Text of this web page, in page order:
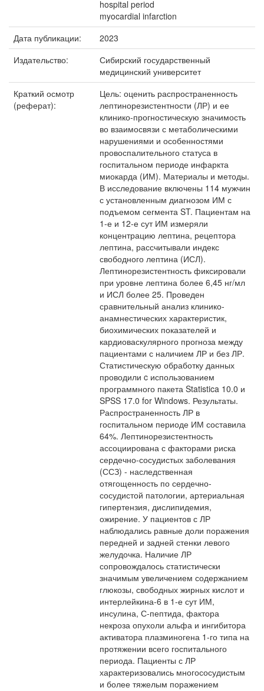
hospital period
myocardial infarction
Дата публикации:
2023
Издательство:
Сибирский государственный
медицинский университет
Краткий осмотр
(реферат):
Цель: оценить распространенность
лептинорезистентности (ЛР) и ее
клинико-прогностическую значимость
во взаимосвязи с метаболическими
нарушениями и особенностями
провоспалительного статуса в
госпитальном периоде инфаркта
миокарда (ИМ). Материалы и методы.
В исследование включены 114 мужчин
с установленным диагнозом ИМ с
подъемом сегмента ST. Пациентам на
1-е и 12-е сут ИМ измеряли
концентрацию лептина, рецептора
лептина, рассчитывали индекс
свободного лептина (ИСЛ).
Лептинорезистентность фиксировали
при уровне лептина более 6,45 нг/мл
и ИСЛ более 25. Проведен
сравнительный анализ клинико-
анамнестических характеристик,
биохимических показателей и
кардиоваскулярного прогноза между
пациентами с наличием ЛР и без ЛР.
Статистическую обработку данных
проводили c использованием
программного пакета Statistica 10.0 и
SPSS 17.0 for Windows. Результаты.
Распространенность ЛР в
госпитальном периоде ИМ составила
64%. Лептинорезистентность
ассоциирована с факторами риска
сердечно-сосудистых заболевания
(ССЗ) - наследственная
отягощенность по сердечно-
сосудистой патологии, артериальная
гипертензия, дислипидемия,
ожирение. У пациентов с ЛР
наблюдались равные доли поражения
передней и задней стенки левого
желудочка. Наличие ЛР
сопровождалось статистически
значимым увеличением содержанием
глюкозы, свободных жирных кислот и
интерлейкина-6 в 1-е сут ИМ,
инсулина, С-пептида, фактора
некроза опухоли альфа и ингибитора
активатора плазминогена 1-го типа на
протяжении всего госпитального
периода. Пациенты с ЛР
характеризовались многососудистым
и более тяжелым поражением